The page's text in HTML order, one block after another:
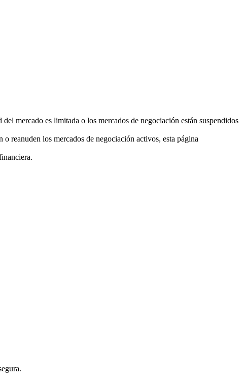
mercado es limitada o los mercados de negociación están suspendidos
reanuden los mercados de negociación activos, esta página